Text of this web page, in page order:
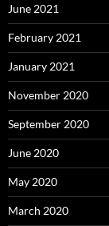
June 2021
February 2021
January 2021
November 2020
September 2020
June 2020
May 2020
March 2020